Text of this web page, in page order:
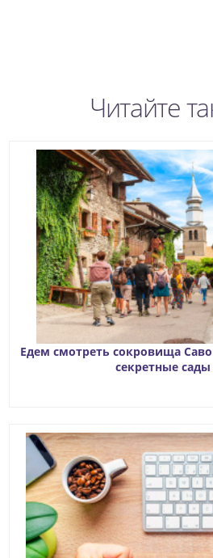
Читайте
Едем смотреть сокровища
секретные сады